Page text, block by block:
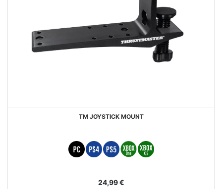
TM JOYSTICK MOUNT
24,99 €